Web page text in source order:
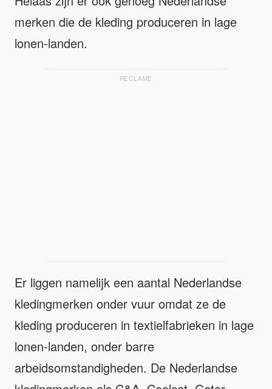
merken die de kleding produceren in lage
lonen-landen.
RECLAME
Er liggen namelijk een aantal Nederlandse
kledingmerken onder vuur omdat ze de
kleding produceren in textielfabrieken in lage
lonen-landen, onder barre
arbeidsomstandigheden. De Nederlandse